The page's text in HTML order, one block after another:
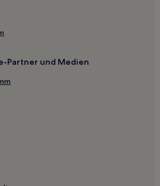
Michele in Bosco
Marconi
Stadtmuseum
von Ferrara
Zentrum von Ferrara
Partner und Medien